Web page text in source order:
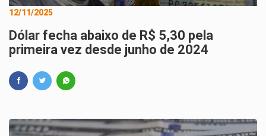
12/11/2025
Dólar fecha abaixo de R$ 5,30 pela
primeira vez desde junho de 2024